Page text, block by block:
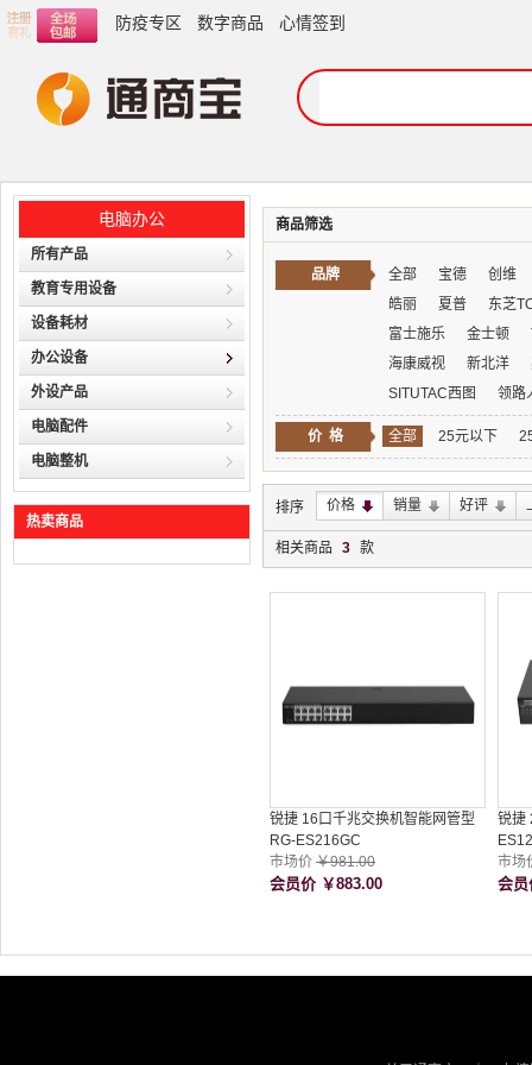
防疫专区 数字商品 心情签到
电脑办公
所有产品
教育专用设备
设备耗材
办公设备
外设产品
电脑配件
电脑整机
热卖商品
商品筛选
品牌 全部 宝德
创维
皓丽
夏普
东芝
富士施乐
金士顿
海康威视
新北洋
SITUTAC西图
领路
价 格 全部 25元以下
排序 价格 销量 好评
相关商品 3 款
锐捷 16口千兆交换机智能网管型
RG-ES216GC
市场价 ￥981.00
会员价 ￥883.00
锐捷
市场
会